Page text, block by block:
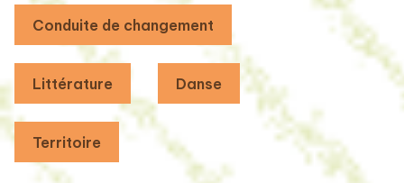
Conduite de changement
Littérature Danse
Territoire